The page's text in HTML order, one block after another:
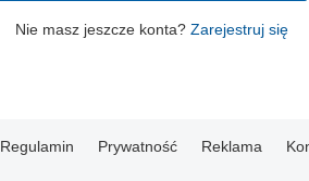
Nie masz jeszcze konta? Zarejestruj się
Regulamin Prywatność Reklama